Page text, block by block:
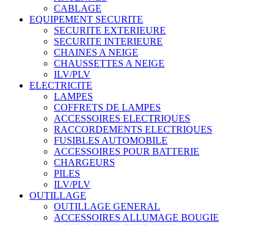
CABLAGE
EQUIPEMENT SECURITE
SECURITE EXTERIEURE
SECURITE INTERIEURE
CHAINES A NEIGE
CHAUSSETTES A NEIGE
ILV/PLV
ELECTRICITE
LAMPES
COFFRETS DE LAMPES
ACCESSOIRES ELECTRIQUES
RACCORDEMENTS ELECTRIQUES
FUSIBLES AUTOMOBILE
ACCESSOIRES POUR BATTERIE
CHARGEURS
PILES
ILV/PLV
OUTILLAGE
OUTILLAGE GENERAL
ACCESSOIRES ALLUMAGE BOUGIE